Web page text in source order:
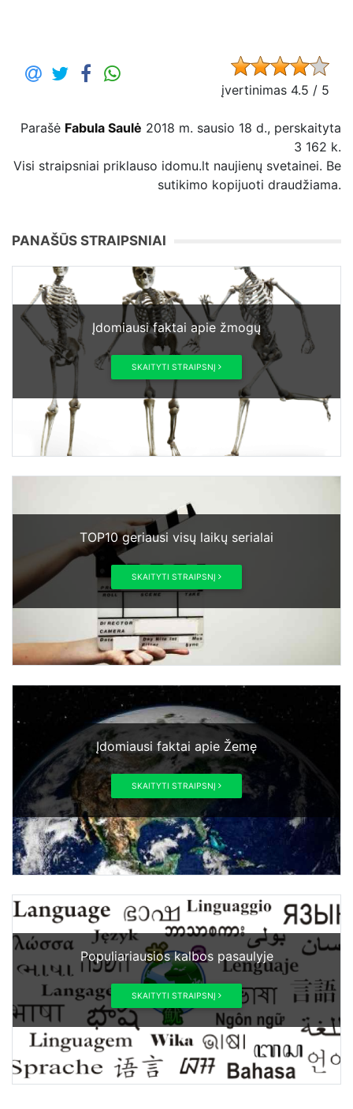
įvertinimas 4.5 / 5
Parašė Fabula Saulė 2018 m. sausio 18 d., perskaityta
3 162 k.
Visi straipsniai priklauso idomu.lt naujienų svetainei. Be
sutikimo kopijuoti draudžiama.
PANAŠŪS STRAIPSNIAI
Įdomiausi faktai apie žmogų
SKAITYTI STRAIPSNĮ
TOP10 geriausi visų laikų serialai
SKAITYTI STRAIPSNĮ
Įdomiausi faktai apie Žemę
SKAITYTI STRAIPSNĮ
Populiariausios kalbos pasaulyje
SKAITYTI STRAIPSNĮ